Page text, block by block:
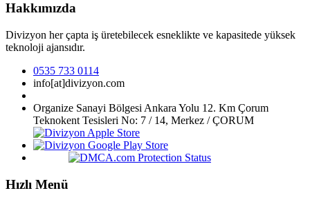
Hakkımızda
Divizyon her çapta iş üretebilecek esneklikte ve kapasitede yüksek
teknoloji ajansıdır.
0535 733 0114
info[at]divizyon.com
Organize Sanayi Bölgesi Ankara Yolu 12. Km Çorum
Teknokent Tesisleri No: 7 / 14, Merkez / ÇORUM
Hızlı Menü